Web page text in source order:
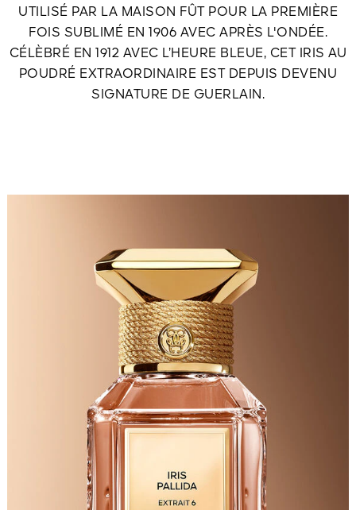
UTILISÉ PAR LA MAISON FÛT POUR LA PREMIÈRE
FOIS SUBLIMÉ EN 1906 AVEC APRÈS L'ONDÉE.
CÉLÈBRÉ EN 1912 AVEC L’HEURE BLEUE, CET IRIS AU
POUDRÉ EXTRAORDINAIRE EST DEPUIS DEVENU
SIGNATURE DE GUERLAIN.